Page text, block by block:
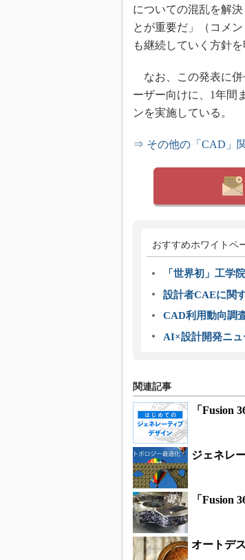
についての混乱を解
とが重要だ」（コメ
も継続していく方針を
なお、この発表に併
ーザー向けに、1年間
ンを実施している。
⇒ その他の「CAD」
おすすめホワイトペ
「世界初」工学
設計者CAEに関
CAD利用動向調
AI×設計開発ニュ
関連記事
「Fusion
ジェネレ
「Fusion
オートデ